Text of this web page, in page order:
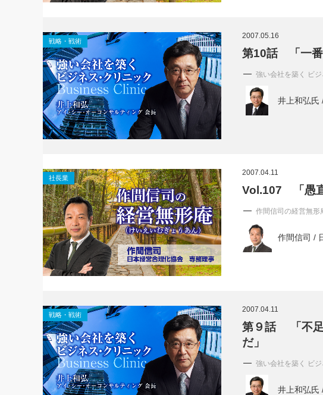
戦略・戦術
2007.05.16
第10話 「一番
強い会社を築く ビ
井上和弘氏
社長業
2007.04.11
Vol.107 「愚直
作間信司の経営無形
作間信司 /
戦略・戦術
2007.04.11
第９話 「不足
だ」
強い会社を築く ビ
井上和弘氏